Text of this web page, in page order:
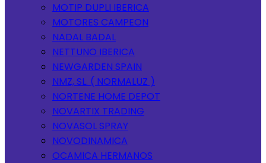
MOTIP DUPLI IBERICA
MOTORES CAMPEON
NADAL BADAL
NETTUNO IBERICA
NEWGARDEN SPAIN
NMZ, SL. ( NORMALUZ )
NORTENE HOME DEPOT
NOVARTIX TRADING
NOVASOL SPRAY
NOVODINAMICA
OCAMICA HERMANOS